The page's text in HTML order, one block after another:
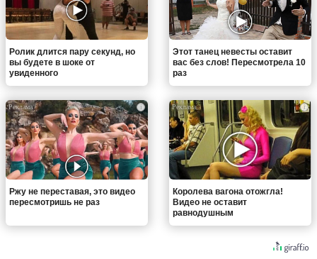
Ролик длится пару секунд, но
вы будете в шоке от
увиденного
Этот танец невесты оставит
вас без слов! Пересмотрела 10
раз
i
Ржу не переставая, это видео
пересмотришь не раз
i
Королева вагона отожгла!
Видео не оставит
равнодушным